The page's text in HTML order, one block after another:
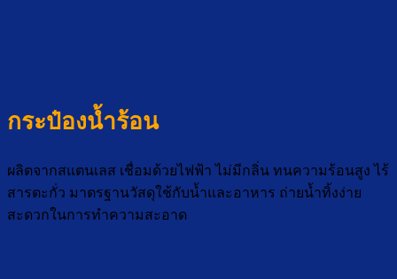
กระป๋องน้ำร้อน
ผลิตจากสแตนเลส เชื่อมด้วยไฟฟ้า ไม่มีกลิ่น ทนความร้อนสูง ไร้
สารตะกั่ว มาตรฐานวัสดุใช้กับน้ำและอาหาร ถ่ายน้ำทิ้งง่าย
สะดวกในการทำความสะอาด